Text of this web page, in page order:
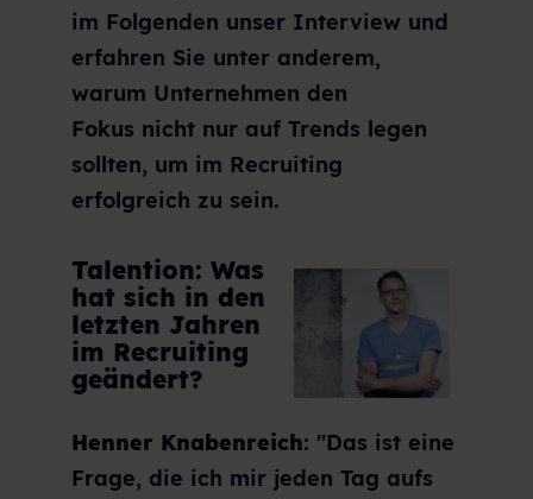
im Folgenden unser Interview und
erfahren Sie unter anderem,
warum Unternehmen den
Fokus nicht nur auf Trends legen
sollten, um im Recruiting
erfolgreich zu sein.
Talention: Was
hat sich in den
letzten Jahren
im Recruiting
geändert?
Henner Knabenreich: "Das ist eine
Frage, die ich mir jeden Tag aufs